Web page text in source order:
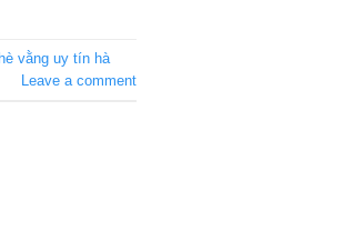
vằng uy tín hà
Leave a comment